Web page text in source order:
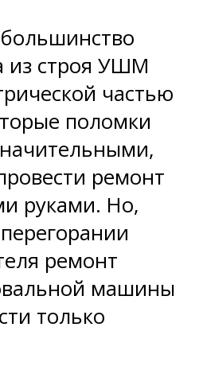
из строя УШМ
частью
поломки
ремонт
руками. Но,
ремонт
машины
только